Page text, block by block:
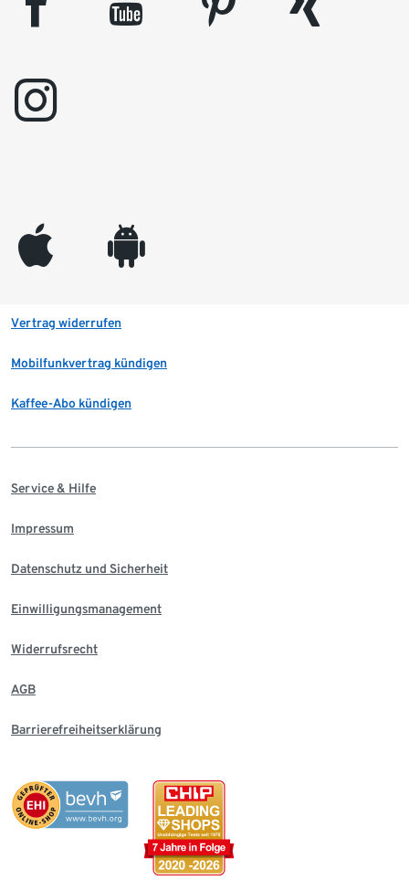
instagram
appleinc android
Vertrag widerrufen
Mobilfunkvertrag kündigen
Kaffee-Abo kündigen
Service & Hilfe
Impressum
Datenschutz und Sicherheit
Einwilligungsmanagement
Widerrufsrecht
AGB
Barrierefreiheitserklärung